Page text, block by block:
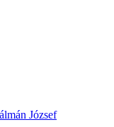
József